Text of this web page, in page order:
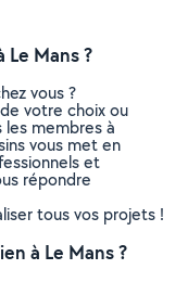
Mans ?
vous ?
votre choix ou
membres à
vous met en
et
répondre
tous vos projets !
à Le Mans ?